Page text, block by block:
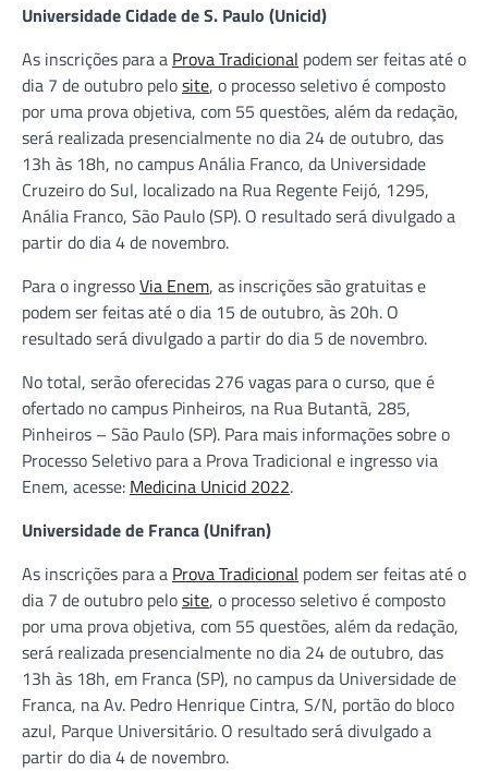
Universidade Cidade de S. Paulo (Unicid)
As inscrições para a Prova Tradicional podem ser feitas até o
dia 7 de outubro pelosite, o processo seletivo é composto
por uma prova objetiva, com 55 questões, além da redação,
será realizada presencialmente no dia 24 de outubro, das
13h às 18h, no campus Anália Franco, da Universidade
Cruzeiro do Sul, localizado na Rua Regente Feijó, 1295,
Anália Franco, São Paulo (SP). O resultado será divulgado a
partir do dia 4 de novembro.
Para o ingressoVia Enem, as inscrições são gratuitas e
podem ser feitas até o dia 15 de outubro, às 20h. O
resultado será divulgado a partir do dia 5 de novembro.
No total, serão oferecidas 276 vagas para o curso, que é
ofertado no campus Pinheiros, na Rua Butantã, 285,
Pinheiros – São Paulo (SP). Para mais informações sobre o
Processo Seletivo para a Prova Tradicional e ingresso via
Enem, acesse: Medicina Unicid 2022.
Universidade de Franca (Unifran)
As inscrições para a Prova Tradicional podem ser feitas até o
dia 7 de outubro pelosite, o processo seletivo é composto
por uma prova objetiva, com 55 questões, além da redação,
será realizada presencialmente no dia 24 de outubro, das
13h às 18h, em Franca (SP), no campus da Universidade de
Franca, na Av. Pedro Henrique Cintra, S/N, portão do bloco
azul, Parque Universitário. O resultado será divulgado a
partir do dia 4 de novembro.